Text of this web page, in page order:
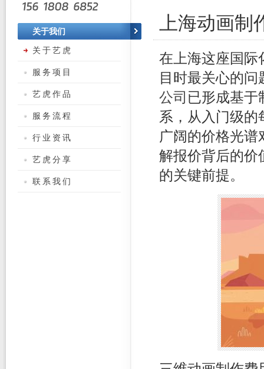
上海动画
在上海这座国际
目时最关心的
公司 已形成基于
系，从入门级的
广阔的价格光
解报价背后的价
的关键前提。
关于我们
关于艺虎
服务项目
艺虎作品
服务流程
行业资讯
艺虎分享
联系我们